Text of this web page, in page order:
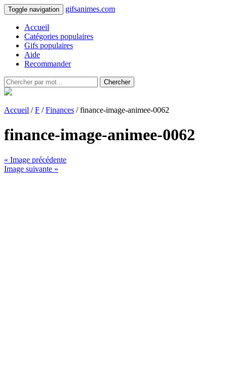
Toggle navigation gifsanimes.com
Accueil
Catégories populaires
Gifs populaires
Aide
Recommander
Chercher
Accueil /F /Finances / finance-image-animee-0062
finance-image-animee-0062
« Image précédente
Image suivante »